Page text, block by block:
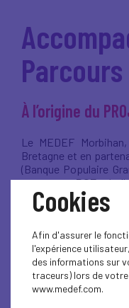
Parcours
À l’origine du
Le MEDEF
Bretagne et en
(Banque Populaire
parcours RSE,à
entreprises du
souhaitons aider les
collaborateurs : RH,
leurs transitions
améliorer leur
Cookies
Afin d'assurer le
l'expérience
des informations sur
traceurs) lors de
www.medef.com.